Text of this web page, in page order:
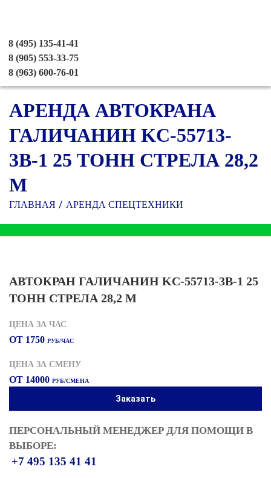
8 (495) 135-41-41
8 (905) 553-33-75
8 (963) 600-76-01
АРЕНДА АВТОКРАНА
ГАЛИЧАНИН KC-55713-
3В-1 25 ТОНН СТРЕЛА 28,2
М
ГЛАВНАЯ АРЕНДА СПЕЦТЕХНИКИ
АВТОКРАН ГАЛИЧАНИН KC-55713-3В-1 25
ТОНН СТРЕЛА 28,2 М
ЦЕНА ЗА ЧАС
ОТ 1750 РУБ/ЧАС
ЦЕНА ЗА СМЕНУ
ОТ 14000 РУБ/СМЕНА
Заказать
ПЕРСОНАЛЬНЫЙ МЕНЕДЖЕР ДЛЯ ПОМОЩИ В
ВЫБОРЕ:
+7 495 135 41 41